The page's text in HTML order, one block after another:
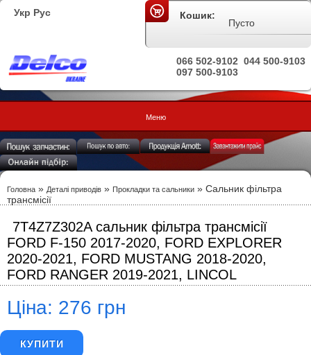
Укр Рус
044 500-9103
066 502-9102
097 500-9103
Кошик:
Пусто
Меню
Головна » Деталі приводів » Прокладки та сальники » Сальник фільтра
трансмісії
7T4Z7Z302A сальник фільтра трансмісії
FORD F-150 2017-2020, FORD EXPLORER
2020-2021, FORD MUSTANG 2018-2020,
FORD RANGER 2019-2021, LINCOL
Ціна: 276 грн
КУПИТИ